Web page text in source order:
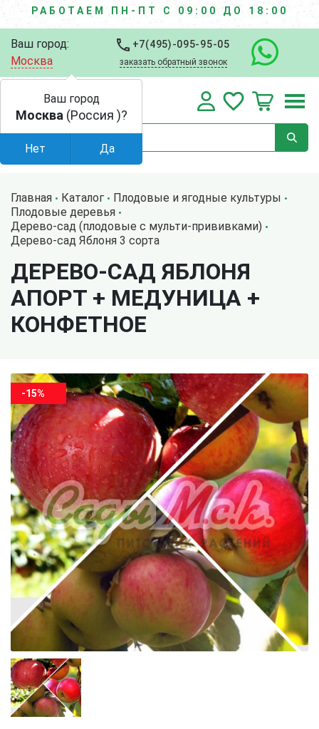
РАБОТАЕМ ПН-ПТ С 09:00 ДО 18:00
Ваш город:
Москва
+7(495)-095-95-05
заказать обратный звонок
Главная Каталог
Плодовые и ягодные культуры
Плодовые деревья
Дерево-сад (плодовые с мульти-прививками)
Дерево-сад Яблоня 3 сорта
ДЕРЕВО-САД ЯБЛОНЯ
АПОРТ + МЕДУНИЦА +
КОНФЕТНОЕ
-15%
Ваш город
Москва (Россия )?
Нет Да